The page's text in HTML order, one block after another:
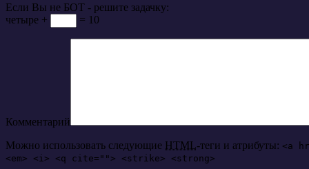
Если Вы не БОТ - решите задачку:
четыре +
= 10
Комментарий
Можно использовать следующие HTML-теги и атрибуты: <a
<em> <i> <q cite=""> <strike> <strong>